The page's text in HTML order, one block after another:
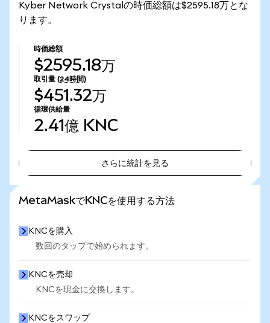
Kyber Network Crystalの時価総額は$2595.18万とな
ります。
時価総額
$2595.18万
取引量 (24時間)
$451.32万
循環供給量
2.41億 KNC
さらに統計を見る
MetaMaskでKNCを使用する方法
KNCを購入
数回のタップで始められます。
KNCを売却
KNCを現金に交換します。
KNCをスワップ